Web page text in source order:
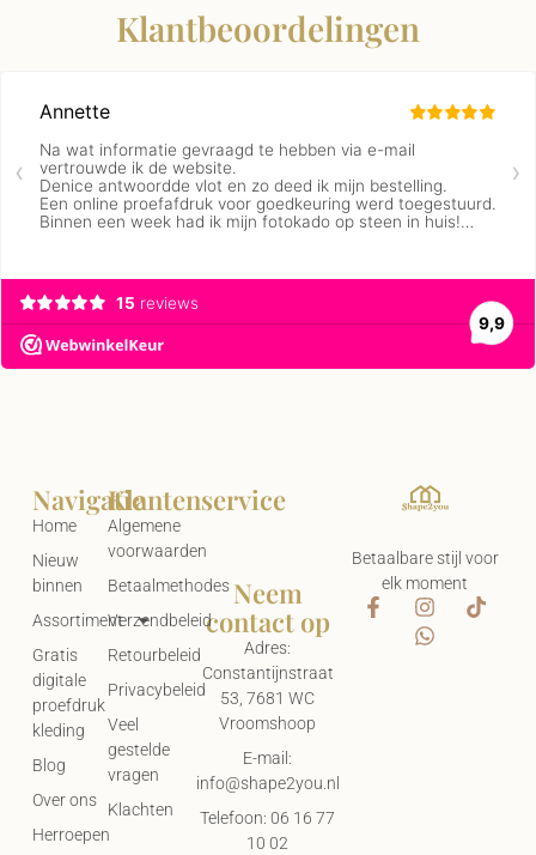
Klantbeoordelingen
Betaalbare stijl voor
elk moment
Klantenservice
Algemene
voorwaarden
Betaalmethodes
Verzendbeleid
Retourbeleid
Privacybeleid
Veel
gestelde
vragen
Klachten
Navigatie
Home
Nieuw
binnen
Assortiment
Gratis
digitale
proefdruk
kleding
Blog
Over ons
Herroepen
Neem
contact op
Adres:
Constantijnstraat
53, 7681 WC
Vroomshoop
E-mail:
info@shape2you.nl
Telefoon: 06 16 77
10 02